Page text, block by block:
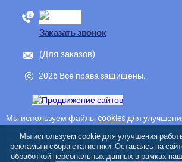
88005555550
Заказать звонок
(Для заказов)
2026 Все права защищены.
Мы используем файлы cookiesдля
пользоваться сайтом, вы подтверждаете
политикой конфиденциальностии
Мы используем cookie для улучшения
рекламы и сбора статистики. Оставаясь на
обработкой персональных данных в рамках